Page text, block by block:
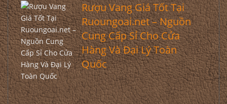
Rượu Vang Giá Tốt Tại
Ruoungoai.net – Nguồn
Cung Cấp Sỉ Cho Cửa
Hàng Và Đại Lý Toàn
Quốc